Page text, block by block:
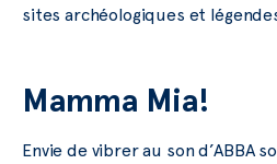
sites archéologiques et
Mamma Mia!
Envie de vibrer au son d’ABBA